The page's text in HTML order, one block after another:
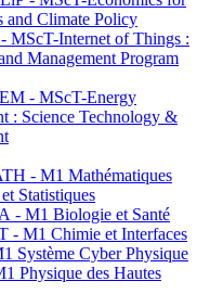
and Climate Policy
MScT-Internet of Things :
Management Program
- MScT-Energy
: Science Technology &
- M1 Mathématiques
Statistiques
- M1 Biologie et Santé
- M1 Chimie et Interfaces
Système Cyber Physique
Physique des Hautes